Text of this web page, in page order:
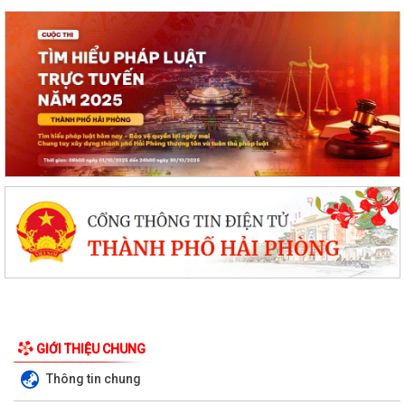
GIỚI THIỆU CHUNG
Thông tin chung
Tạo xung lực mạnh mẽ nâng tầm quan hệ Việt Nam-Australia